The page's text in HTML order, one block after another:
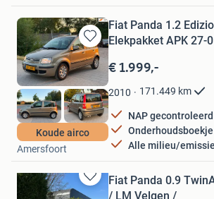
Bewaren
in
Mijn
Favorieten
Koude airco
Fiat Panda 1.2
Elekpakket APK 27-
€ 1.999,-
2010 171.449 km
NAP gecontroleerd
Onderhoudsboekje
Alle milieu/
Fly Cars
Amersfoort
Bewaren
Fiat Panda 0.9
/ LM Velgen /